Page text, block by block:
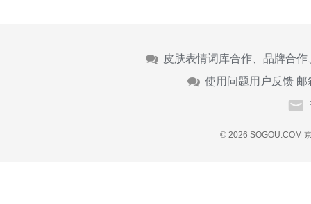
皮肤表情词库合作、品牌合
使用问题用户反馈 邮
© 2026 SOGOU.COM